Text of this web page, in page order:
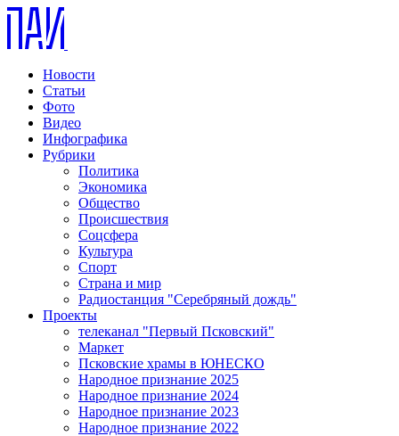
Новости
Статьи
Фото
Видео
Инфографика
Рубрики
Политика
Экономика
Общество
Происшествия
Соцсфера
Культура
Спорт
Страна и мир
Радиостанция "Серебряный дождь"
Проекты
телеканал "Первый Псковский"
Маркет
Псковские храмы в ЮНЕСКО
Народное признание 2025
Народное признание 2024
Народное признание 2023
Народное признание 2022